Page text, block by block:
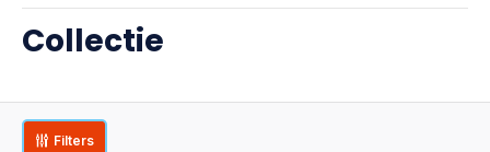
Collectie
Filters